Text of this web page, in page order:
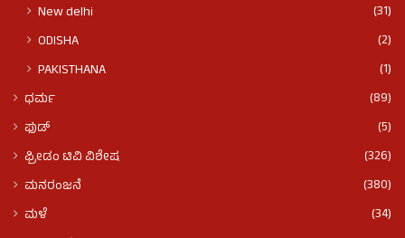
New delhi
(31)
ODISHA
(2)
PAKISTHANA
(1)
ಧರ್ಮ
(89)
ಫುಡ್​​
(5)
ಫ್ರೀಡಂ ಟಿವಿ ವಿಶೇಷ
(326)
ಮನರಂಜನೆ
(380)
ಮಳೆ
(34)